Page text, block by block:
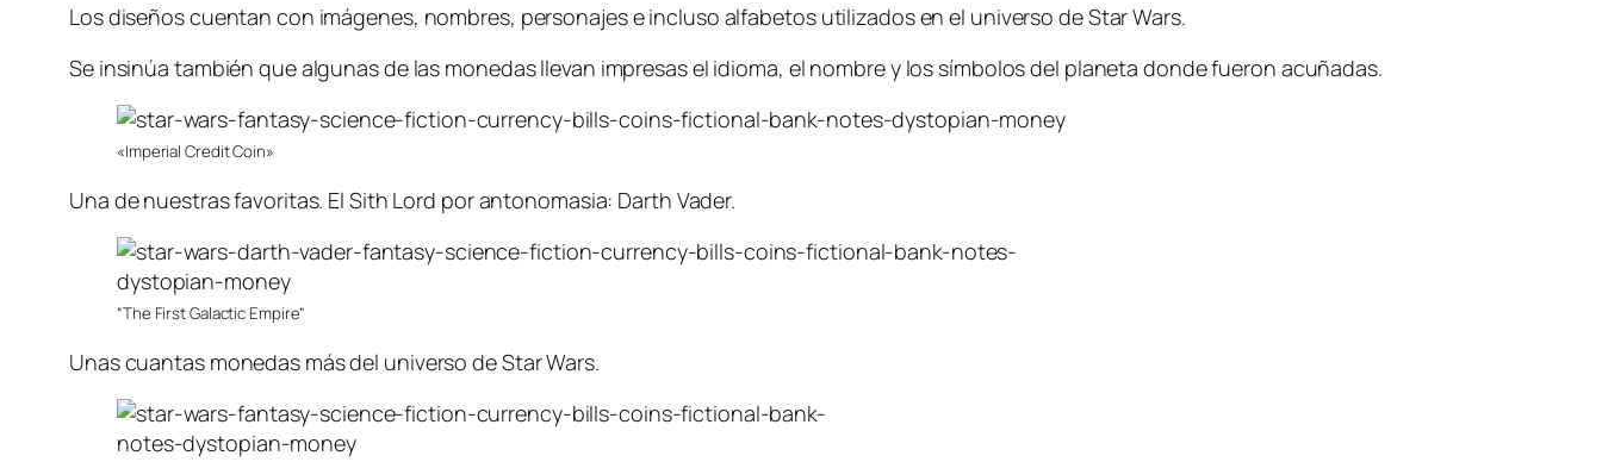
Los diseños cuentan con imágenes, nombres, personajes e incluso alfabetos utilizados en el universo de Star Wars.
Se insinúa también que algunas de las monedas llevan impresas el idioma, el nombre y los símbolos del planeta donde fueron acuñadas.
«Imperial Credit Coin»
Una de nuestras favoritas. El Sith Lord por antonomasia: Darth Vader.
“The First Galactic Empire”
Unas cuantas monedas más del universo de Star Wars.